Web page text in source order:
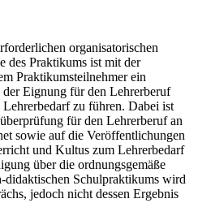
organisatorischen
des Praktikums ist mit der
Praktikumsteilnehmer ein
Eignung für den Lehrerberuf
zu führen. Dabei ist
für den Lehrerberuf an
sowie auf die Veröffentlichungen
und Kultus zum Lehrerbedarf
über die ordnungsgemäße
didaktischen Schulpraktikums wird
jedoch nicht dessen Ergebnis